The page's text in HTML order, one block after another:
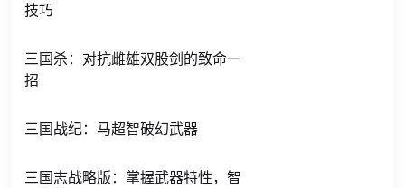
技巧
三国杀：对抗雌雄双股剑的致命一
招
三国战纪：马超智破幻武器
三国志战略版：掌握武器特性，智